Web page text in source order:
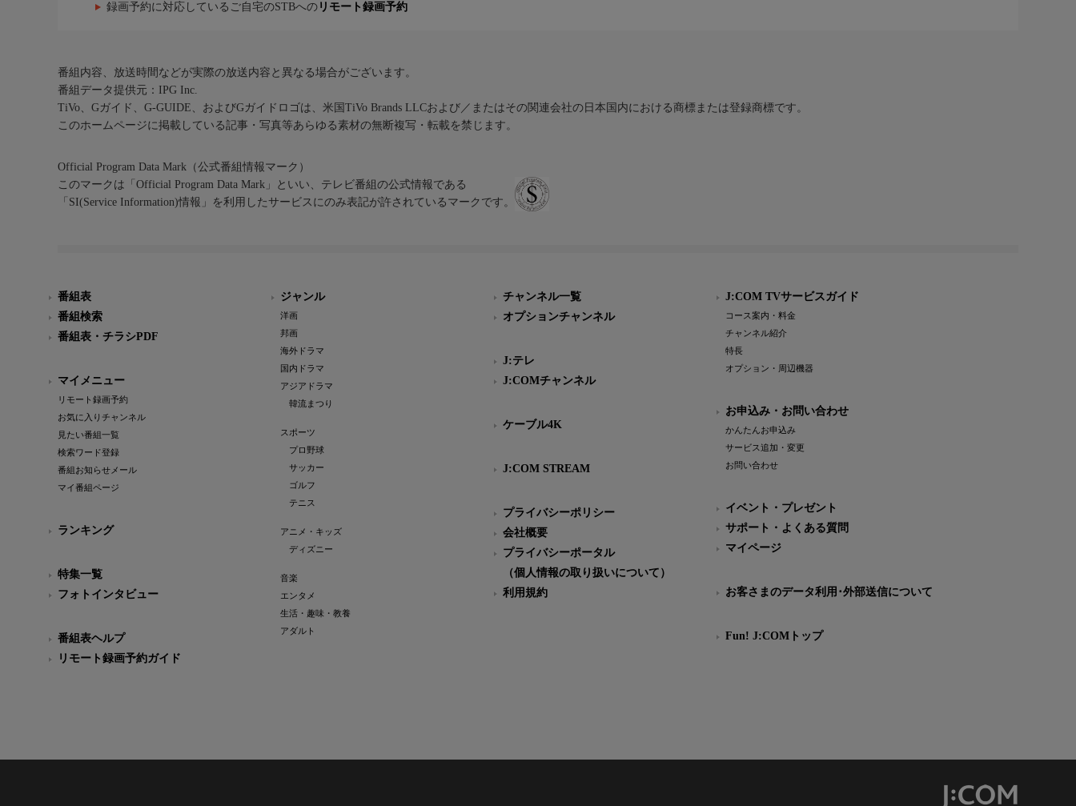
録画予約に対応しているご自宅のSTBへの リモート録画予約
番組内容、放送時間などが実際の放送内容と異なる場合がございます。
番組データ提供元：IPG Inc.
TiVo、Gガイド、G-GUIDE、およびGガイドロゴは、米国TiVo Brands LLCおよび／またはその関連会社の日本国内における商標または登録商標です。
このホームページに掲載している記事・写真等あらゆる素材の無断複写・転載を禁じます。
Official Program Data Mark（公式番組情報マーク）
このマークは「Official Program Data Mark」といい、テレビ番組の公式情報である
「SI(Service Information)情報」を利用したサービスにのみ表記が許されているマークです。
番組表
番組検索
番組表・チラシPDF
マイメニュー
リモート録画予約
お気に入りチャンネル
見たい番組一覧
検索ワード登録
番組お知らせメール
マイ番組ページ
ランキング
特集一覧
フォトインタビュー
番組表ヘルプ
リモート録画予約ガイド
ジャンル
洋画
邦画
海外ドラマ
国内ドラマ
アジアドラマ
韓流まつり
スポーツ
プロ野球
サッカー
ゴルフ
テニス
アニメ・キッズ
ディズニー
音楽
エンタメ
生活・趣味・教養
アダルト
チャンネル一覧
オプションチャンネル
J:テレ
J:COMチャンネル
ケーブル4K
J:COM STREAM
プライバシーポリシー
会社概要
プライバシーポータル
（個人情報の取り扱いについて）
利用規約
J:COM TVサービスガイド
コース案内・料金
チャンネル紹介
特長
オプション・周辺機器
お申込み・お問い合わせ
かんたんお申込み
サービス追加・変更
お問い合わせ
イベント・プレゼント
サポート・よくある質問
マイページ
お客さまのデータ利用･外部送信について
Fun! J:COMトップ